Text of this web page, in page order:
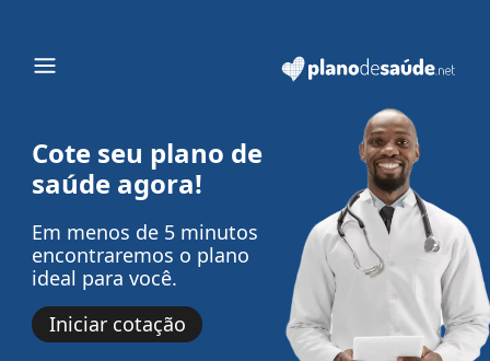
Cote seu plano de
saúde agora!
Em menos de 5 minutos
encontraremos o plano
ideal para você.
Iniciar cotação